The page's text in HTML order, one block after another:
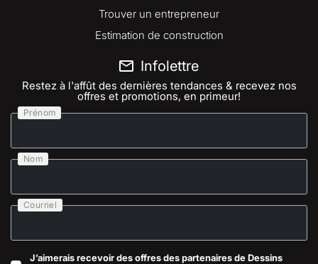
Trouver un entrepreneur
Estimation de construction
Infolettre
Restez à l'affût des dernières tendances & recevez nos
offres et promotions, en primeur!
Prénom
Nom
Courriel
J’aimerais recevoir des offres des partenaires de Dessins